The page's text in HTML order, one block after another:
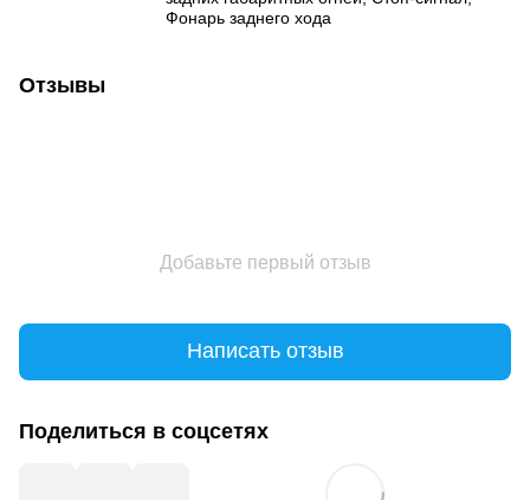
Фонарь заднего хода
Отзывы
Добавьте первый отзыв
Написать отзыв
Поделиться в соцсетях